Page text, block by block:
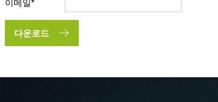
이메일
다운로드